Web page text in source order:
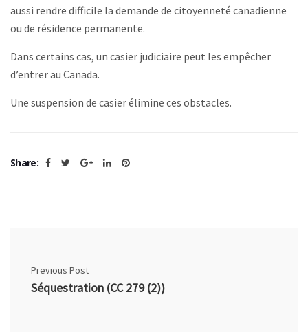
aussi rendre difficile la demande de citoyenneté canadienne
ou de résidence permanente.
Dans certains cas, un casier judiciaire peut les empêcher
d’entrer au Canada.
Une suspension de casier élimine ces obstacles.
Share:
Previous Post
Séquestration (CC 279 (2))